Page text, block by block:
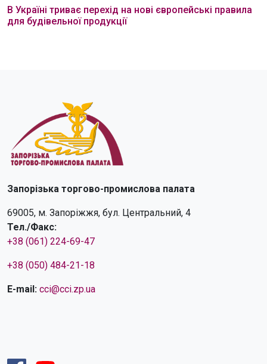
В Україні триває перехід на нові європейські правила
для будівельної продукції
Запорізька торгово-промислова палата
69005, м. Запоріжжя, бул. Центральний, 4
Тел./Факс:
+38 (061) 224-69-47
+38 (050) 484-21-18
E-mail: cci@cci.zp.ua